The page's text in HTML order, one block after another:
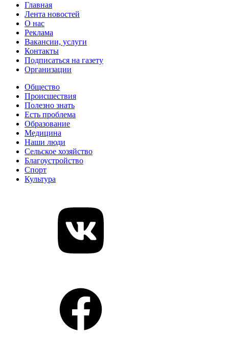
Главная
Лента новостей
О нас
Реклама
Вакансии, услуги
Контакты
Подписаться на газету
Организации
Общество
Происшествия
Полезно знать
Есть проблема
Образование
Медицина
Наши люди
Сельское хозяйство
Благоустройство
Спорт
Культура